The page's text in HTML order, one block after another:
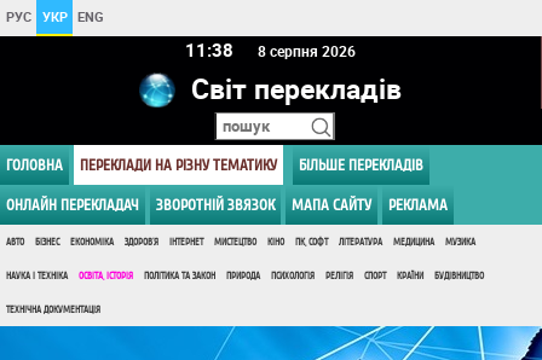
РУС УКР ENG
11 38 8 серпня 2026
Світ перекладів
ГОЛОВНА ПЕРЕКЛАДИ НА РІЗНУ ТЕМАТИКУ БІЛЬШЕ ПЕРЕКЛАДІВ
ОНЛАЙН ПЕРЕКЛАДАЧ ЗВОРОТНІЙ ЗВЯЗОК МАПА САЙТУ РЕКЛАМА
АВТО БІЗНЕС ЕКОНОМІКА ЗДОРОВ'Я ІНТЕРНЕТ МИСТЕЦТВО КІНО ПК, СОФТ ЛІТЕРАТУРА МЕДИЦИНА МУЗИКА
НАУКА І ТЕХНІКА ОСВІТА, ІСТОРІЯ ПОЛІТИКА ТА ЗАКОН ПРИРОДА ПСИХОЛОГІЯ РЕЛІГІЯ СПОРТ КРАЇНИ БУДІВНИЦТВО
ТЕХНІЧНА ДОКУМЕНТАЦІЯ